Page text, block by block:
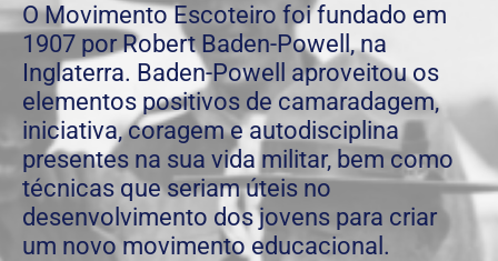
O Movimento Escoteiro foi fundado em
1907 por Robert Baden-Powell, na
Inglaterra. Baden-Powell aproveitou os
elementos positivos de camaradagem,
iniciativa, coragem e autodisciplina
presentes na sua vida militar, bem como
técnicas que seriam úteis no
desenvolvimento dos jovens para criar
um novo movimento educacional.